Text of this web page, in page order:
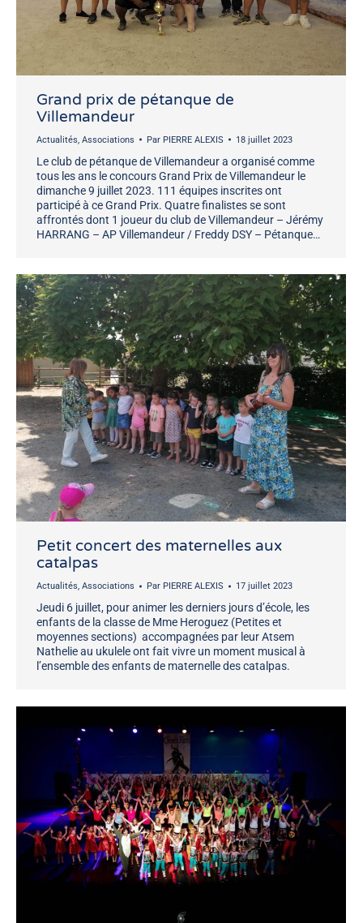
Grand prix de pétanque de
Villemandeur
Actualités, Associations Par PIERRE ALEXIS 18 juillet 2023
Le club de pétanque de Villemandeur a organisé comme
tous les ans le concours Grand Prix de Villemandeur le
dimanche 9 juillet 2023. 111 équipes inscrites ont
participé à ce Grand Prix. Quatre finalistes se sont
affrontés dont 1 joueur du club de Villemandeur – Jérémy
HARRANG – AP Villemandeur / Freddy DSY – Pétanque…
Petit concert des maternelles aux
catalpas
Actualités, Associations Par PIERRE ALEXIS 17 juillet 2023
Jeudi 6 juillet, pour animer les derniers jours d’école, les
enfants de la classe de Mme Heroguez (Petites et
moyennes sections) accompagnées par leur Atsem
Nathelie au ukulele ont fait vivre un moment musical à
l’ensemble des enfants de maternelle des catalpas.